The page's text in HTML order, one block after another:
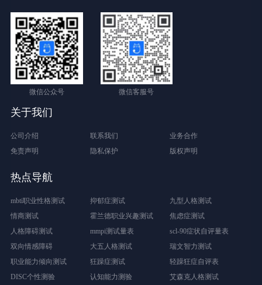
微信公众号 微信客服号
关于我们
公司介绍 联系我们
业务合作
免责声明
隐私保护 版权声明
热点导航
mbti职业性格测试 抑郁症测试
九型人格测试
情商测试
霍兰德职业兴趣测试
焦虑症测试
人格障碍测试
mmpi测试量表
scl-90症状自评量表
双向情感障碍
大五人格测试
瑞文智力测试
职业能力倾向测试
狂躁症测试
轻躁狂症自评表
DISC个性测验
认知能力测验 艾森克人格测试